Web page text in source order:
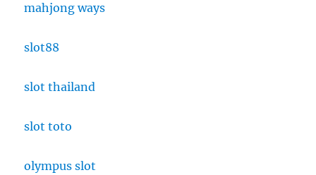
mahjong ways
slot88
slot thailand
slot toto
olympus slot